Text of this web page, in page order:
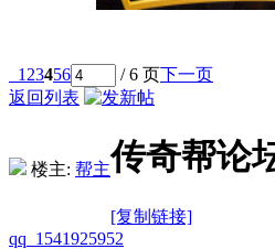
1 23456 / 6 页下一页
返回列表
楼主: 帮主传奇帮论
[复制链接]
qq_1541925952